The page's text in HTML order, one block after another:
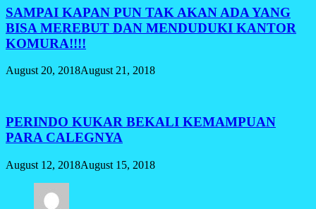
SAMPAI KAPAN PUN TAK AKAN ADA YANG
BISA MEREBUT DAN MENDUDUKI KANTOR
KOMURA!!!!
August 20, 2018August 21, 2018
PERINDO KUKAR BEKALI KEMAMPUAN
PARA CALEGNYA
August 12, 2018August 15, 2018